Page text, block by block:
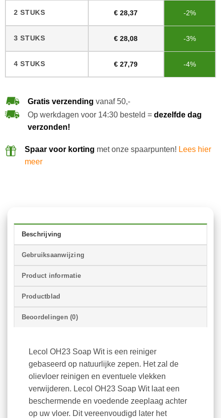
2 STUKS € 28,37 -2%
3 STUKS € 28,08 -3%
4 STUKS € 27,79 -4%
Gratis verzending vanaf 50,-
Op werkdagen voor 14:30 besteld = dezelfde dag
verzonden!
Spaar voor korting met onze spaarpunten! Lees hier
meer
Beschrijving
Gebruiksaanwijzing
Product informatie
Productblad
Beoordelingen (0)
Lecol OH23 Soap Wit is een reiniger
gebaseerd op natuurlijke zepen. Het zal de
olievloer reinigen en eventuele vlekken
verwijderen. Lecol OH23 Soap Wit laat een
beschermende en voedende zeeplaag achter
op uw vloer. Dit vereenvoudigd later het